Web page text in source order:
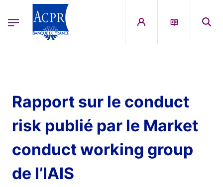
ACPR Menu Principal (French)
Rapport sur le conduct
risk publié par le Market
conduct working group
de l’IAIS